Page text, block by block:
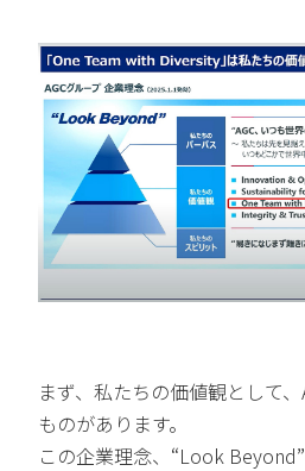
まず、私たちの価値観として
ものがあります。
この企業理念、“Look